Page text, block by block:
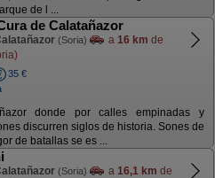
de l ...
de Calatañazor
(Soria) a 16 km de
35 €
donde por calles empinadas y
discurren siglos de historia. Sones de
de batallas se es ...
(Soria) a 16,1 km de